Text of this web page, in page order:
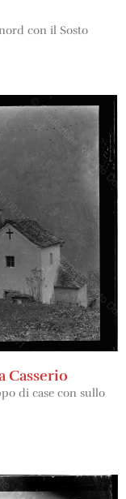
con il Sosto
Casserio
di case con sullo